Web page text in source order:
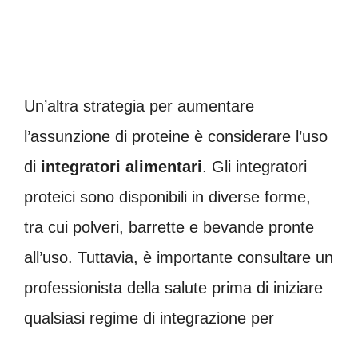
Un’altra strategia per aumentare
l’assunzione di proteine è considerare l’uso
di integratori alimentari. Gli integratori
proteici sono disponibili in diverse forme,
tra cui polveri, barrette e bevande pronte
all’uso. Tuttavia, è importante consultare un
professionista della salute prima di iniziare
qualsiasi regime di integrazione per